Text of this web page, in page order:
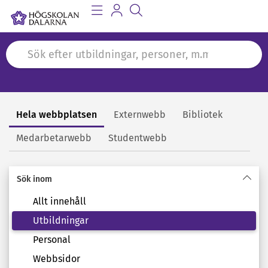
Sök
Hela webbplatsen Externwebb Bibliotek
Medarbetarwebb Studentwebb
Sök inom
Allt innehåll
Utbildningar
Personal
Webbsidor